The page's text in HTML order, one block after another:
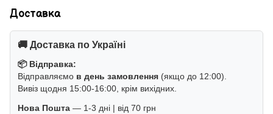
Доставка
🚚 Доставка по Україні
📦 Відправка:
Відправляємо в день замовлення (якщо до 12:00).
Вивіз щодня 15:00-16:00, крім вихідних.
Нова Пошта — 1-3 дні | від 70 грн